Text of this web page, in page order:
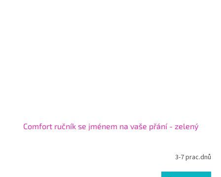
Comfort ručník se jménem na vaše přání - zelený
3-7 prac.dnů